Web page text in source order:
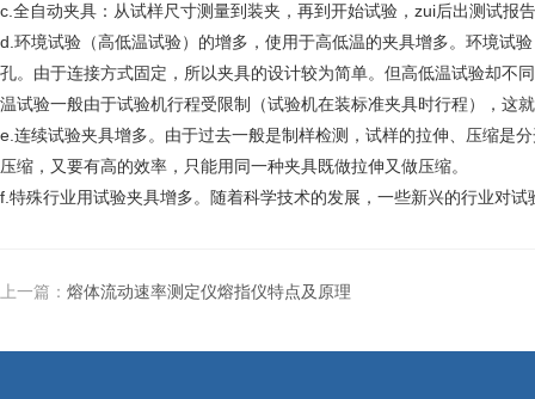
c.全自动夹具：从试样尺寸测量到装夹，再到开始试验，zui后出测试报
d.环境试验（高低温试验）的增多，使用于高低温的夹具增多。环境试
孔。由于连接方式固定，所以夹具的设计较为简单。但高低温试验却不
温试验一般由于试验机行程受限制（试验机在装标准夹具时行程），这
e.连续试验夹具增多。由于过去一般是制样检测，试样的拉伸、压缩是
压缩，又要有高的效率，只能用同一种夹具既做拉伸又做压缩。
f.特殊行业用试验夹具增多。随着科学技术的发展，一些新兴的行业对
上一篇： 熔体流动速率测定仪熔指仪特点及原理